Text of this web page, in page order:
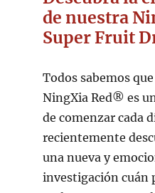
de nuestra
Super Fruit
Todos sabemos
NingXia Red® es
de comenzar cada
recientemente
una nueva y
investigación cuán